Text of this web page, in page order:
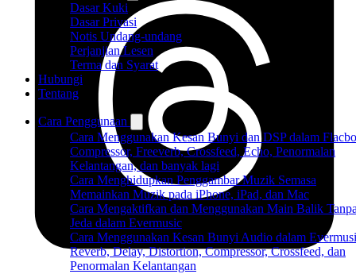
Dasar Kuki
Dasar Privasi
Notis Undang-undang
Perjanjian Lesen
Terma dan Syarat
Hubungi
Tentang
Cara Penggunaan
Cara Menggunakan Kesan Bunyi dan DSP dalam
Compressor, Freeverb, Crossfeed, Echo, Penormalan
Kelantangan, dan banyak lagi
Cara Menghidupkan Penggambar Muzik Semasa
Memainkan Muzik pada iPhone, iPad, dan Mac
Cara Mengaktifkan dan Menggunakan Main Balik
Jeda dalam Evermusic
Cara Menggunakan Kesan Bunyi Audio dalam
Reverb, Delay, Distortion, Compressor, Crossfeed, dan
Penormalan Kelantangan